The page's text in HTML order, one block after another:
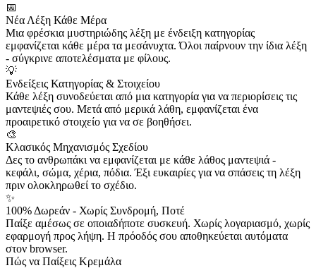
📅
Νέα Λέξη Κάθε Μέρα
Μια φρέσκια μυστηριώδης λέξη με ένδειξη κατηγορίας
εμφανίζεται κάθε μέρα τα μεσάνυχτα. Όλοι παίρνουν την ίδια λέξη
- σύγκρινε αποτελέσματα με φίλους.
💡
Ενδείξεις Κατηγορίας & Στοιχείου
Κάθε λέξη συνοδεύεται από μια κατηγορία για να περιορίσεις τις
μαντεψιές σου. Μετά από μερικά λάθη, εμφανίζεται ένα
προαιρετικό στοιχείο για να σε βοηθήσει.
🎨
Κλασικός Μηχανισμός Σχεδίου
Δες το ανθρωπάκι να εμφανίζεται με κάθε λάθος μαντεψιά -
κεφάλι, σώμα, χέρια, πόδια. Έξι ευκαιρίες για να σπάσεις τη λέξη
πριν ολοκληρωθεί το σχέδιο.
✨
100% Δωρεάν - Χωρίς Συνδρομή, Ποτέ
Παίξε αμέσως σε οποιαδήποτε συσκευή. Χωρίς λογαριασμό, χωρίς
εφαρμογή προς λήψη. Η πρόοδός σου αποθηκεύεται αυτόματα
στον browser.
Πώς να Παίξεις Κρεμάλα